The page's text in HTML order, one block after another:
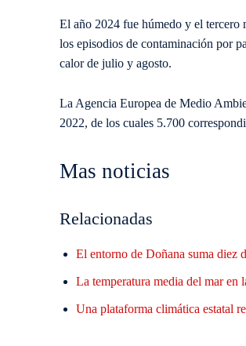
El año 2024 fue húmedo y el tercero
los episodios de contaminación por
calor de julio y agosto.
La Agencia Europea de Medio
2022, de los cuales 5.700
Mas noticias
Relacionadas
El entorno de Doñana suma diez
La temperatura media del mar en
Una plataforma climática estatal